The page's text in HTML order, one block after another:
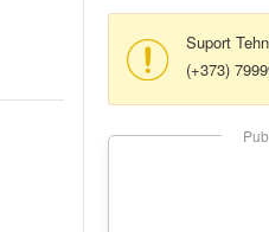
Suport
(+373)